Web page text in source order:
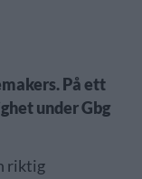
På ett
under Gbg
riktig